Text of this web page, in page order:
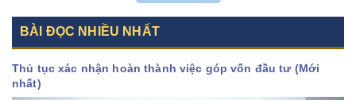
BÀI ĐỌC NHIỀU NHẤT
Thủ tục xác nhận hoàn thành việc góp vốn đầu tư (Mới
nhất)